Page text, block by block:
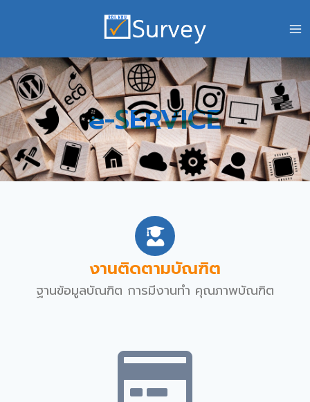
e-SERVICE
งานติดตามบัณฑิต
ฐานข้อมูลบัณฑิต การมีงานทำ คุณภาพบัณฑิต